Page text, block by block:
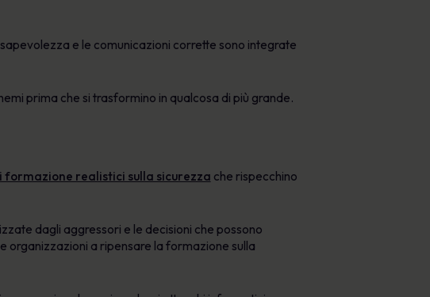
e le comunicazioni corrette sono integrate
prima che si trasformino in qualcosa di più grande.
formazione realistici sulla sicurezza che rispecchino
dagli aggressori e le decisioni che possono
organizzazioni a ripensare la formazione sulla